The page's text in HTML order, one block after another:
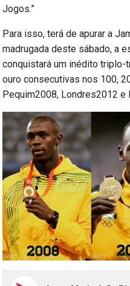
Jogos.”
Para isso, terá de apurar a
madrugada deste sábado, a
conquistará um inédito
ouro consecutivas nos 100,
Pequim2008, Londres2012 e